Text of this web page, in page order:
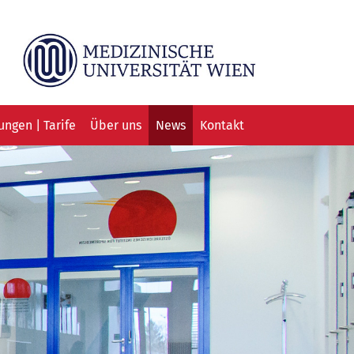
| Tarife Über uns News Kontakt